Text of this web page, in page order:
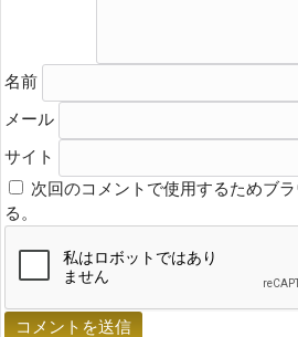
名前
メール
サイト
次回のコメントで使用するためブ
る。